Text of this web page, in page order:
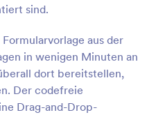
sind.
aus der
in wenigen Minuten an
dort bereitstellen,
Der codefreie
Drag-and-Drop-
Eine Party